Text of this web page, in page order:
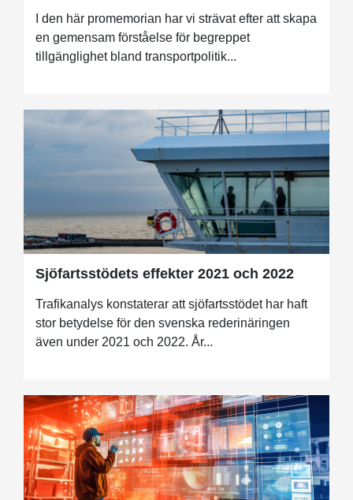
I den här promemorian har vi strävat efter att skapa
en gemensam förståelse för begreppet
tillgänglighet bland transportpolitik...
Sjöfartsstödets effekter 2021 och 2022
Trafikanalys konstaterar att sjöfartsstödet har haft
stor betydelse för den svenska rederinäringen
även under 2021 och 2022. År...